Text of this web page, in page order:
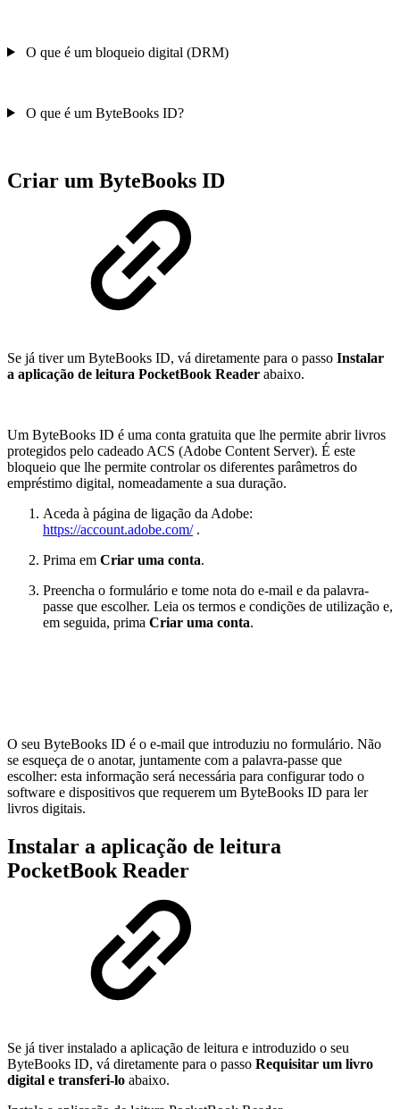
O que é um bloqueio digital (DRM)
O que é um ByteBooks ID?
Criar um ByteBooks ID
Se já tiver um ByteBooks ID, vá diretamente para o passo Instalar
a aplicação de leitura PocketBook Reader abaixo.
Um ByteBooks ID é uma conta gratuita que lhe permite abrir livros
protegidos pelo cadeado ACS (Adobe Content Server). É este
bloqueio que lhe permite controlar os diferentes parâmetros do
empréstimo digital, nomeadamente a sua duração.
Aceda à página de ligação da Adobe:
https://account.adobe.com/.
Prima em Criar uma conta.
Preencha o formulário e tome nota do e-mail e da palavra-
passe que escolher. Leia os termos e condições de utilização e,
em seguida, prima Criar uma conta.
O seu ByteBooks ID é o e-mail que introduziu no formulário. Não
se esqueça de o anotar, juntamente com a palavra-passe que
escolher: esta informação será necessária para configurar todo o
software e dispositivos que requerem um ByteBooks ID para ler
livros digitais.
Instalar a aplicação de leitura
PocketBook Reader
Se já tiver instalado a aplicação de leitura e introduzido o seu
ByteBooks ID, vá diretamente para o passo Requisitar um livro
digital e transferi-lo abaixo.